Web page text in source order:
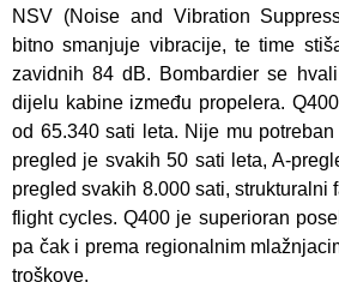
NSV (Noise and Vibration
bitno smanjuje vibracije, te time
zavidnih 84 dB. Bombardier se
dijelu kabine između propelera.
od 65.340 sati leta. Nije mu
pregled je svakih 50 sati leta, A-
pregled svakih 8.000 sati, strukturalni
flight cycles. Q400 je superioran
pa čak i prema regionalnim
troškove.